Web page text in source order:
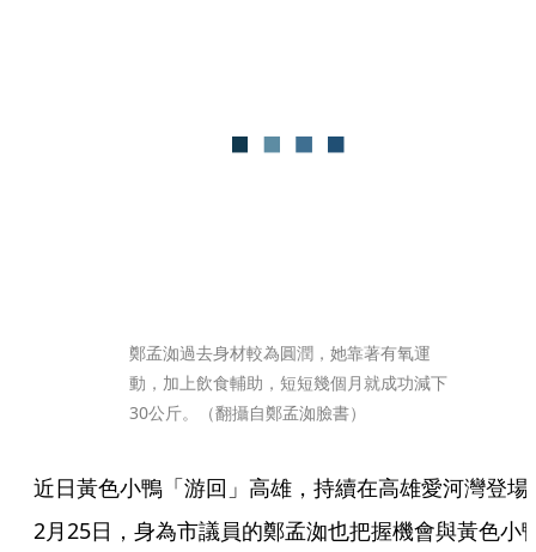
鄭孟洳過去身材較為圓潤，她靠著有氧運
動，加上飲食輔助，短短幾個月就成功減下
30公斤。（翻攝自鄭孟洳臉書）
近日黃色小鴨「游回」高雄，持續在高雄愛河灣登場
2月25日，身為市議員的鄭孟洳也把握機會與黃色小